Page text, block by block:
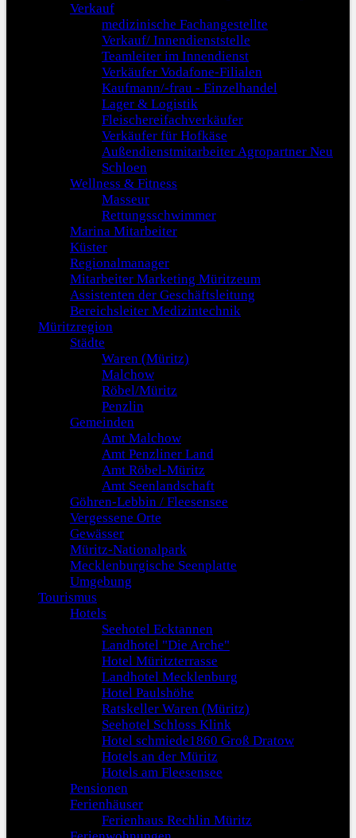
Verkauf
medizinische Fachangestellte
Verkauf/ Innendienststelle
Teamleiter im Innendienst
Verkäufer Vodafone-Filialen
Kaufmann/-frau - Einzelhandel
Lager & Logistik
Fleischereifachverkäufer
Verkäufer für Hofkäse
Außendienstmitarbeiter Agropartner Neu
Schloen
Wellness & Fitness
Masseur
Rettungsschwimmer
Marina Mitarbeiter
Küster
Regionalmanager
Mitarbeiter Marketing Müritzeum
Assistenten der Geschäftsleitung
Bereichsleiter Medizintechnik
Müritzregion
Städte
Waren (Müritz)
Malchow
Röbel/Müritz
Penzlin
Gemeinden
Amt Malchow
Amt Penzliner Land
Amt Röbel-Müritz
Amt Seenlandschaft
Göhren-Lebbin / Fleesensee
Vergessene Orte
Gewässer
Müritz-Nationalpark
Mecklenburgische Seenplatte
Umgebung
Tourismus
Hotels
Seehotel Ecktannen
Landhotel "Die Arche"
Hotel Müritzterrasse
Landhotel Mecklenburg
Hotel Paulshöhe
Ratskeller Waren (Müritz)
Seehotel Schloss Klink
Hotel schmiede1860 Groß Dratow
Hotels an der Müritz
Hotels am Fleesensee
Pensionen
Ferienhäuser
Ferienhaus Rechlin Müritz